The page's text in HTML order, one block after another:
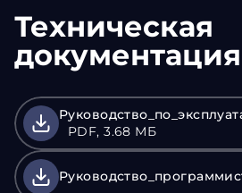
Техническая
документация
PDF, 3.68 МБ